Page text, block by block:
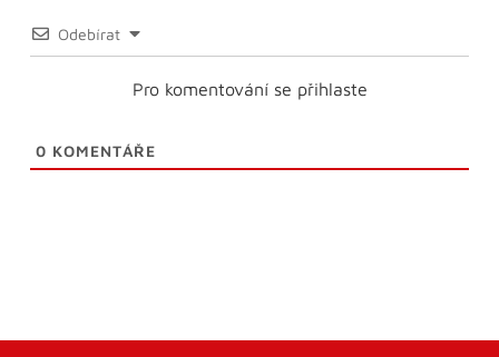
Odebírat
Pro komentování se přihlaste
0 KOMENTÁŘE